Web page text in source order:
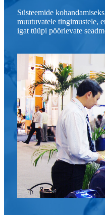
Süsteemide
muutuvatele tingimustele,
igat tüüpi pöörlevate